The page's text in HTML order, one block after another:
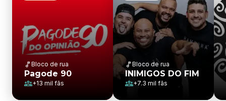
Bloco de rua
Pagode 90
+13 mil fãs
Bloco de rua
INIMIGOS DO FIM
+7.3 mil fãs